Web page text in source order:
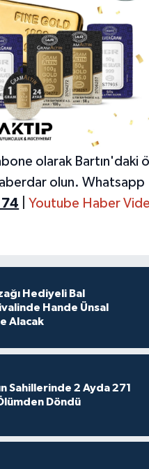
olarak Bartın'daki
olun. Whatsapp
Youtube Haber
Hediyeli Bal
Hande Ünsal
Alacak
Sahillerinde 2 Ayda 271
Döndü